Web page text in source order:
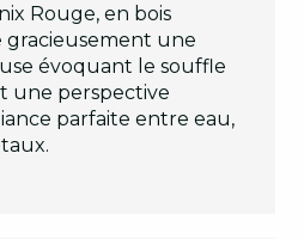
Rouge, en bois
gracieusement une
évoquant le souffle
une perspective
parfaite entre eau,